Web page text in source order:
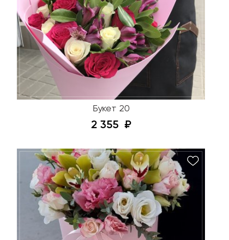
Букет 20
2 355